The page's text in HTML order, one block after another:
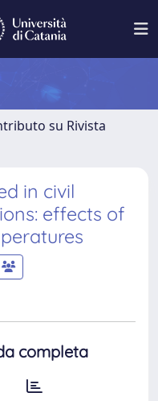
su Rivista
in civil
effects of
completa